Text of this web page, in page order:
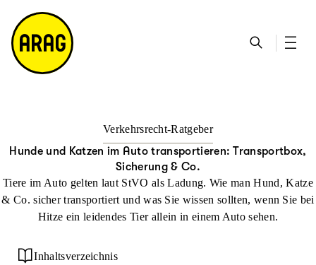
h
e
ta
k
ts
ei
te
e
m
a
p
Verkehrsrecht-Ratgeber
Hunde und Katzen im Auto transportieren: Transport­box,
Sicherung & Co.
Tiere im Auto gelten laut StVO als Ladung. Wie man Hund, Katze
& Co. sicher transportiert und was Sie wissen sollten, wenn Sie bei
Hitze ein leidendes Tier allein in einem Auto sehen.
Inhaltsverzeichnis